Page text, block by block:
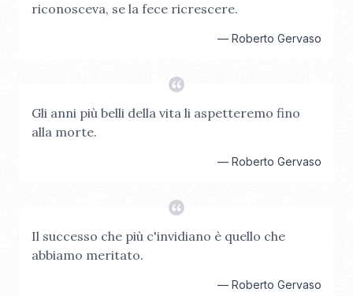
riconosceva, se la fece ricrescere.
— Roberto Gervaso
Gli anni più belli della vita li aspetteremo fino
alla morte.
— Roberto Gervaso
Il successo che più c'invidiano è quello che
abbiamo meritato.
— Roberto Gervaso